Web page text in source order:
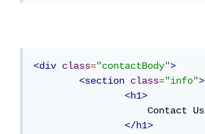
<div class="contactBody">
<section
class="info">
<h1>
                    Contact Us
</h1>